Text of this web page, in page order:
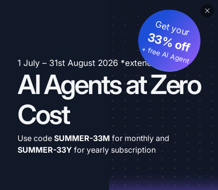
1 July – 31st August 2026 *extended
AI Agents at Zero
Cost
Get your
33% off
+ free AI Agent
Use code SUMMER-33M for monthly and
SUMMER-33Y for yearly subscription